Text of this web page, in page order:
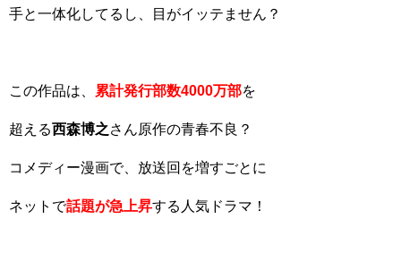
手と一体化してるし、目がイッテません？
この作品は、 累計発行部数4000万部を
超える西森博之さん原作の青春不良？
コメディー漫画で、放送回を増すごとに
ネットで話題が急上昇する人気ドラマ！